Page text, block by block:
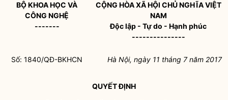
BỘ KHOA HỌC VÀ
CÔNG NGHỆ
-------
CỘNG HÒA XÃ HỘI CHỦ NGHĨA VIỆT
NAM
Độc lập - Tự do - Hạnh phúc
---------------
Số: 1840/QĐ-BKHCN Hà Nội, ngày 11 tháng 7năm 2017
QUYẾT ĐỊNH